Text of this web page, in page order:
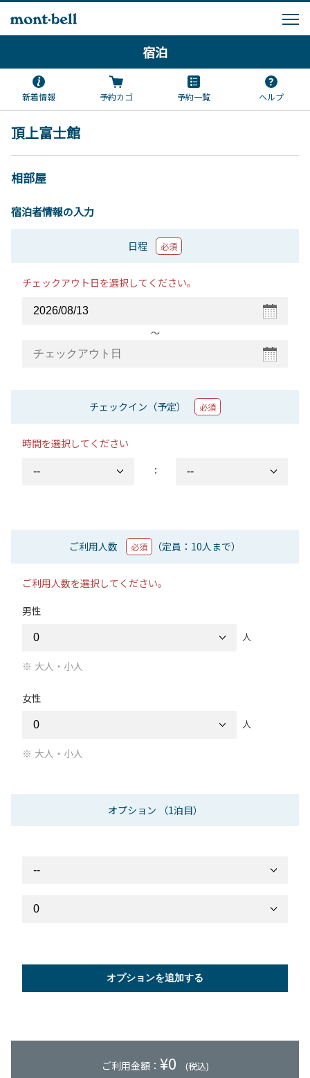
宿泊
新着情報 予約カゴ 予約一覧 ヘルプ
頂上富士館
相部屋
宿泊者情報の入力
日程 必須
チェックアウト日を選択してください。
〜
チェックイン（予定） 必須
時間を選択してください
：
ご利用人数 必須 （定員：10人まで）
ご利用人数を選択してください。
男性
人
大人・小人
女性
人
大人・小人
オプション （1泊目）
オプションを追加する
ご利用金額： ¥0 (税込)